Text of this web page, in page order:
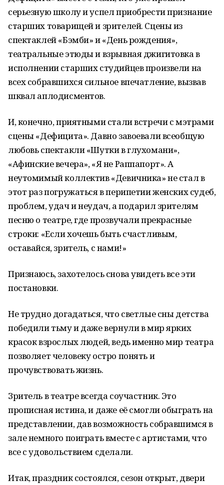
серьезную школу и успел приобрести признание
старших товарищей и зрителей. Сцены из
спектаклей «Бэмби» и «День рождения»,
театральные этюды и взрывная джигитовка в
исполнении старших студийцев произвели на
всех собравшихся сильное впечатление, вызвав
шквал аплодисментов.
И, конечно, приятными стали встречи с мэтрами
сцены «Дефицита». Давно завоевали всеобщую
любовь спектакли «Шутки в глухомани»,
«Афинские вечера», «Я не Раппапорт». А
неутомимый коллектив «Девичника» не стал в
этот раз погружаться в перипетии женских судеб,
проблем, удач и неудач, а подарил зрителям
песню о театре, где прозвучали прекрасные
строки: «Если хочешь быть счастливым,
оставайся, зритель, с нами!»
Признаюсь, захотелось снова увидеть все эти
постановки.
Не трудно догадаться, что светлые сны детства
победили тьму и даже вернули в мир ярких
красок взрослых людей, ведь именно мир театра
позволяет человеку остро понять и
прочувствовать жизнь.
Зритель в театре всегда соучастник. Это
прописная истина, и даже её смогли обыграть на
представлении, дав возможность собравшимся в
зале немного поиграть вместе с артистами, что
все с удовольствием сделали.
Итак, праздник состоялся, сезон открыт, двери